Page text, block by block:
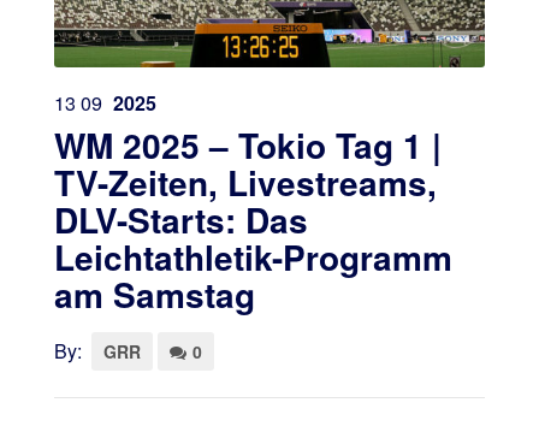
13 09 2025
WM 2025 – Tokio Tag 1 |
TV-Zeiten, Livestreams,
DLV-Starts: Das
Leichtathletik-Programm
am Samstag
By: GRR 0